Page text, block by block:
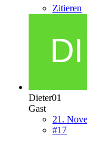
Zitieren
Dieter01
Gast
21.
#17